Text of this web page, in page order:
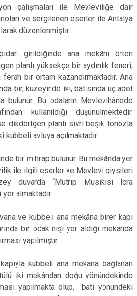
çalışmaları ile Mevleviliğe dair
ve sergilenen eserler ile Antalya
düzenlenmiştir.
girildiğinde ana mekânı örten
planlı yüksekçe bir aydınlık feneri,
ferah bir ortam kazandırmaktadır. Ana
bir, kuzeyinde iki, batısında üç adet
Bu odaların Mevlevihânede
kullanıldığı düşünülmektedir.
dikdörtgen planlı sivri beşik tonozla
kubbeli avluya açılmaktadır.
bir mihrap bulunur. Bu mekânda yer
ile ilgili eserler ve Mevlevi giysileri
duvarda “Mutrıp Musikisi İcra
almaktadır.
ve kubbeli ana mekâna birer kapı
bir ocak nişi yer aldığı mekânda
yapılmıştır.
kubbeli ana mekâna bağlanan
iki mekândan doğu yönündekinde
yapılmakta olup, batı yönündeki